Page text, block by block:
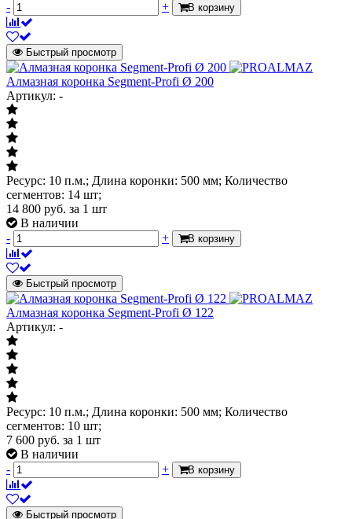
-
+ В корзину
Быстрый просмотр
Алмазная коронка Segment-Profi Ø 200
Артикул: -
Ресурс: 10 п.м.; Длина коронки: 500 мм; Количество
сегментов: 14 шт;
14 800 руб. за 1 шт
В наличии
-
+ В корзину
Быстрый просмотр
Алмазная коронка Segment-Profi Ø 122
Артикул: -
Ресурс: 10 п.м.; Длина коронки: 500 мм; Количество
сегментов: 10 шт;
7 600 руб. за 1 шт
В наличии
-
+ В корзину
Быстрый просмотр